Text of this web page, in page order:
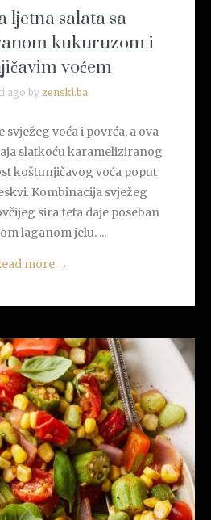
ljetna salata sa
kukuruzom i
voćem
ago by zenski.ba
svježeg voća i povrća, a ova
slatkoću karameliziranog
koštunjičavog voća poput
Kombinacija svježeg
sira feta daje poseban
laganom jelu. ...
more →
READ MORE